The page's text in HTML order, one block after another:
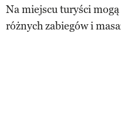
Na miejscu turyści
różnych zabiegów i